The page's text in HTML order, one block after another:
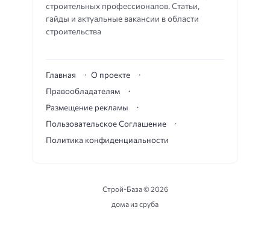
строительных профессионалов. Статьи,
гайды и актуальные вакансии в области
строительства
Главная
О проекте
Правообладателям
Размещение рекламы
Пользовательское Соглашение
Политика конфиденциальности
Строй-База ©2026
дома из сруба